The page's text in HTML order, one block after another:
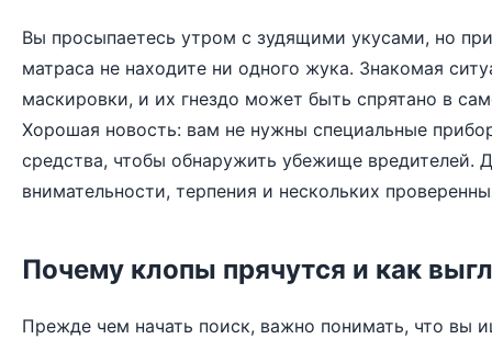
Вы просыпаетесь утром с зудящими укусами, но
матраса не находите ни одного жука. Знакомая
маскировки, и их гнездо может быть спрятано в
Хорошая новость: вам не нужны специальные
средства, чтобы обнаружить убежище вредителей.
внимательности, терпения и нескольких
Почему клопы прячутся и как
Прежде чем начать поиск, важно понимать, что вы